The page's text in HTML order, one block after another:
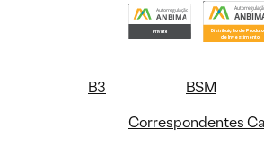
B3 BSM
Correspondentes